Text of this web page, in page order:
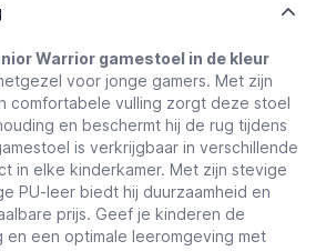
Warrior gamestoel in de kleur
voor jonge gamers. Met zijn
comfortabele vulling zorgt deze stoel
en beschermt hij de rug tijdens
is verkrijgbaar in verschillende
in elke kinderkamer. Met zijn stevige
PU-leer biedt hij duurzaamheid en
prijs. Geef je kinderen de
en een optimale leeromgeving met